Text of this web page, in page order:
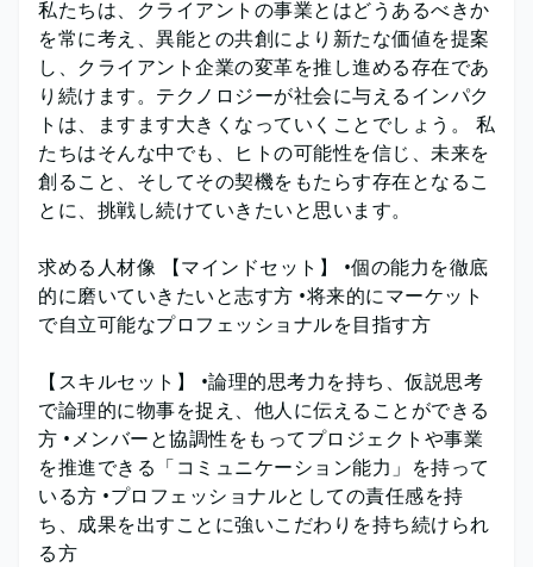
私たちは、クライアントの事業とはどうあるべきか
を常に考え、異能との共創により新たな価値を提案
し、クライアント企業の変革を推し進める存在であ
り続けます。テクノロジーが社会に与えるインパク
トは、ますます大きくなっていくことでしょう。 私
たちはそんな中でも、ヒトの可能性を信じ、未来を
創ること、そしてその契機をもたらす存在となるこ
とに、挑戦し続けていきたいと思います。
求める人材像 【マインドセット】 •個の能力を徹底
的に磨いていきたいと志す方 •将来的にマーケット
で自立可能なプロフェッショナルを目指す方
【スキルセット】 •論理的思考力を持ち、仮説思考
で論理的に物事を捉え、他人に伝えることができる
方 •メンバーと協調性をもってプロジェクトや事業
を推進できる「コミュニケーション能力」を持って
いる方 •プロフェッショナルとしての責任感を持
ち、成果を出すことに強いこだわりを持ち続けられ
る方